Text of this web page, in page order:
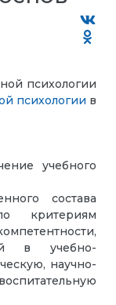
психологии
психологии в
учебного
состава
критериям
в учебно-
научно-